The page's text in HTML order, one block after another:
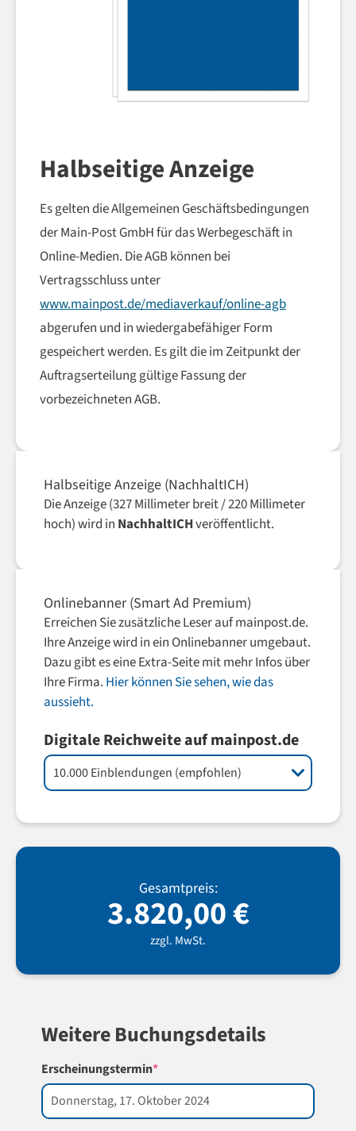
Halbseitige Anzeige
Es gelten die Allgemeinen Geschäftsbedingungen
der Main-Post GmbH für das Werbegeschäft in
Online-Medien. Die AGB können bei
Vertragsschluss unter
www.mainpost.de/mediaverkauf/online-agb
abgerufen und in wiedergabefähiger Form
gespeichert werden. Es gilt die im Zeitpunkt der
Auftragserteilung gültige Fassung der
vorbezeichneten AGB.
Halbseitige Anzeige (NachhaltICH)
Die Anzeige (327 Millimeter breit / 220 Millimeter
hoch) wird in NachhaltICHveröffentlicht.
Onlinebanner (Smart Ad Premium)
Erreichen Sie zusätzliche Leser auf mainpost.de.
Ihre Anzeige wird in ein Onlinebanner umgebaut.
Dazu gibt es eine Extra-Seite mit mehr Infos über
Ihre Firma. Hier können Sie sehen, wie das
aussieht.
Digitale Reichweite auf mainpost.de
Gesamtpreis:
3.820,00€
zzgl. MwSt.
Weitere Buchungsdetails
Erscheinungstermin*(required)